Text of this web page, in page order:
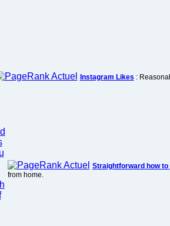
Instagram Likes :
Straightforward how to
from home.